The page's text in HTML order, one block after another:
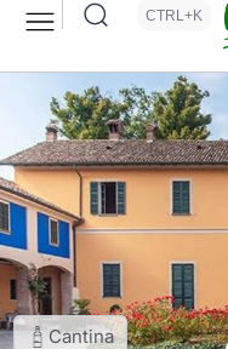
CTRL+K
Cantina